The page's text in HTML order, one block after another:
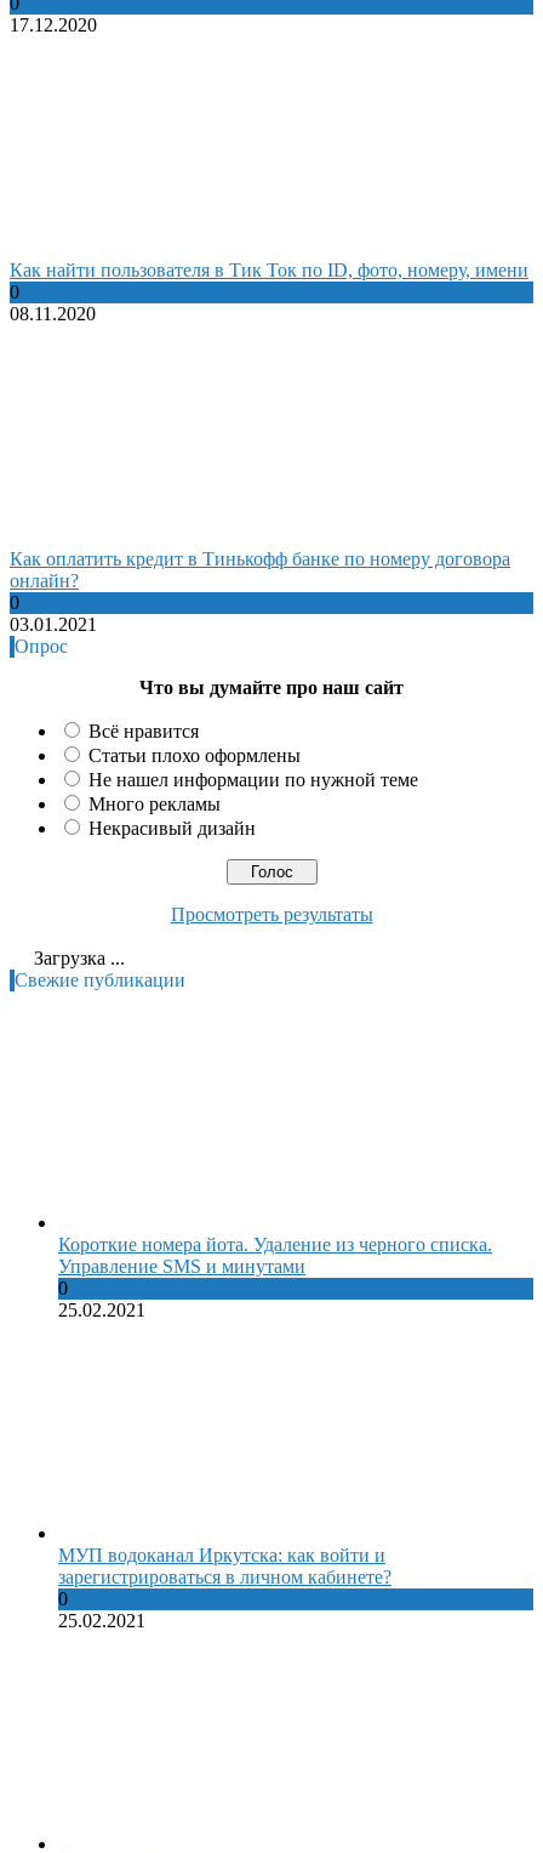
17.12.2020
Как найти пользователя в Тик Ток по ID, фото, номеру, имени
0
08.11.2020
Как оплатить кредит в Тинькофф банке по номеру договора
онлайн?
0
03.01.2021
Опрос
Что вы думайте про наш сайт
Всё нравится
Статьи плохо оформлены
Не нашел информации по нужной теме
Много рекламы
Некрасивый дизайн
Просмотреть результаты
Загрузка ...
Свежие публикации
Короткие номера йота. Удаление из черного списка.
Управление SMS и минутами
0
25.02.2021
МУП водоканал Иркутска: как войти и
зарегистрироваться в личном кабинете?
0
25.02.2021